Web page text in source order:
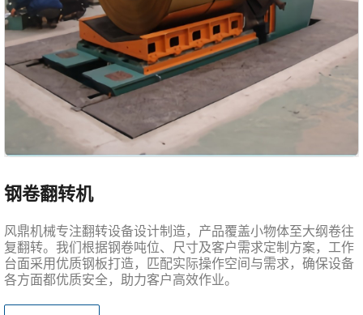
钢卷翻转机
风鼎机械专注翻转设备设计制造，产品覆盖小物体至大纲卷往
复翻转。我们根据钢卷吨位、尺寸及客户需求定制方案，工作
台面采用优质钢板打造，匹配实际操作空间与需求，确保设备
各方面都优质安全，助力客户高效作业。